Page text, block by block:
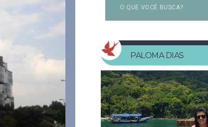
PALOMA DIAS